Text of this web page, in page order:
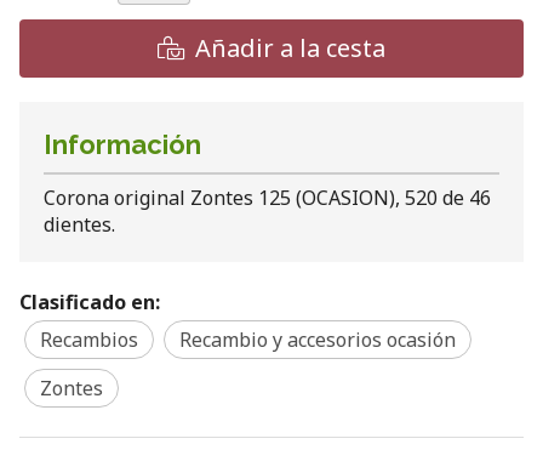
Añadir a la cesta
Información
Corona original Zontes 125 (OCASION), 520 de 46
dientes.
Clasificado en:
Recambios
Recambio y accesorios ocasión
Zontes